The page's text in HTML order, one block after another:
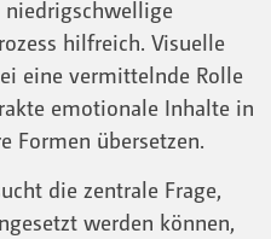
niedrigschwellige
hilfreich. Visuelle
eine vermittelnde Rolle
emotionale Inhalte in
Formen übersetzen.
die zentrale Frage,
werden können,